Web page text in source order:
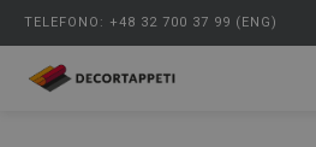
TELEFONO: +48 32 700 37 99 (ENG)